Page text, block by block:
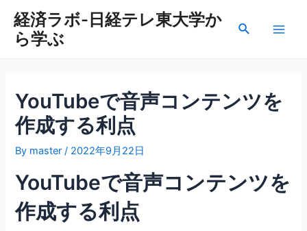
経済ラボ-日経テレ東大学か
ら学ぶ
検
YouTubeで音声コンテンツを
作成する利点
By master / 2022年9月22日
YouTubeで音声コンテンツを
作成する利点